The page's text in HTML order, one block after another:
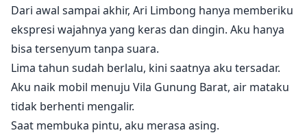
Dari awal sampai akhir, Ari Limbong hanya memberiku
ekspresi wajahnya yang keras dan dingin. Aku hanya
bisa tersenyum tanpa suara.
Lima tahun sudah berlalu, kini saatnya aku tersadar.
Aku naik mobil menuju Vila Gunung Barat, air mataku
tidak berhenti mengalir.
Saat membuka pintu, aku merasa asing.